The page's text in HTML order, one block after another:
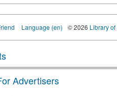
Language (en) © 2026 Library
Advertisers